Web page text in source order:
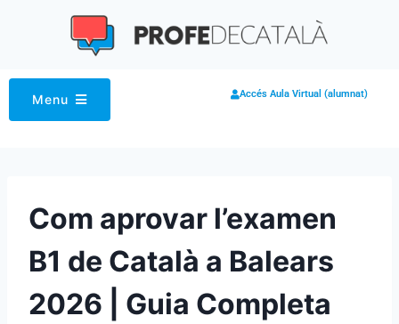
Menu Accés Aula Virtual (alumnat)
Com aprovar l’examen
B1 de Català a Balears
2026 | Guia Completa